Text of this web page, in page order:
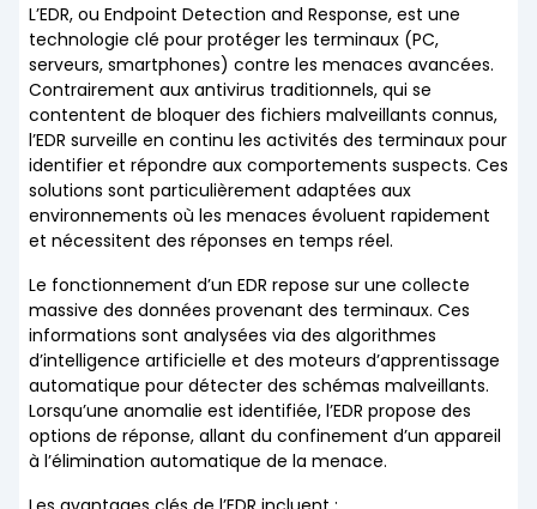
L’EDR, ou Endpoint Detection and Response, est une
technologie clé pour protéger les terminaux (PC,
serveurs, smartphones) contre les menaces avancées.
Contrairement aux antivirus traditionnels, qui se
contentent de bloquer des fichiers malveillants connus,
l’EDR surveille en continu les activités des terminaux pour
identifier et répondre aux comportements suspects. Ces
solutions sont particulièrement adaptées aux
environnements où les menaces évoluent rapidement
et nécessitent des réponses en temps réel.
Le fonctionnement d’un EDR repose sur une collecte
massive des données provenant des terminaux. Ces
informations sont analysées via des algorithmes
d’intelligence artificielle et des moteurs d’apprentissage
automatique pour détecter des schémas malveillants.
Lorsqu’une anomalie est identifiée, l’EDR propose des
options de réponse, allant du confinement d’un appareil
à l’élimination automatique de la menace.